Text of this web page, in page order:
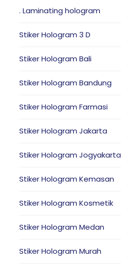
. Laminating hologram
Stiker Hologram 3 D
Stiker Hologram Bali
Stiker Hologram Bandung
Stiker Hologram Farmasi
Stiker Hologram Jakarta
Stiker Hologram Jogyakarta
Stiker Hologram Kemasan
Stiker Hologram Kosmetik
Stiker Hologram Medan
Stiker Hologram Murah